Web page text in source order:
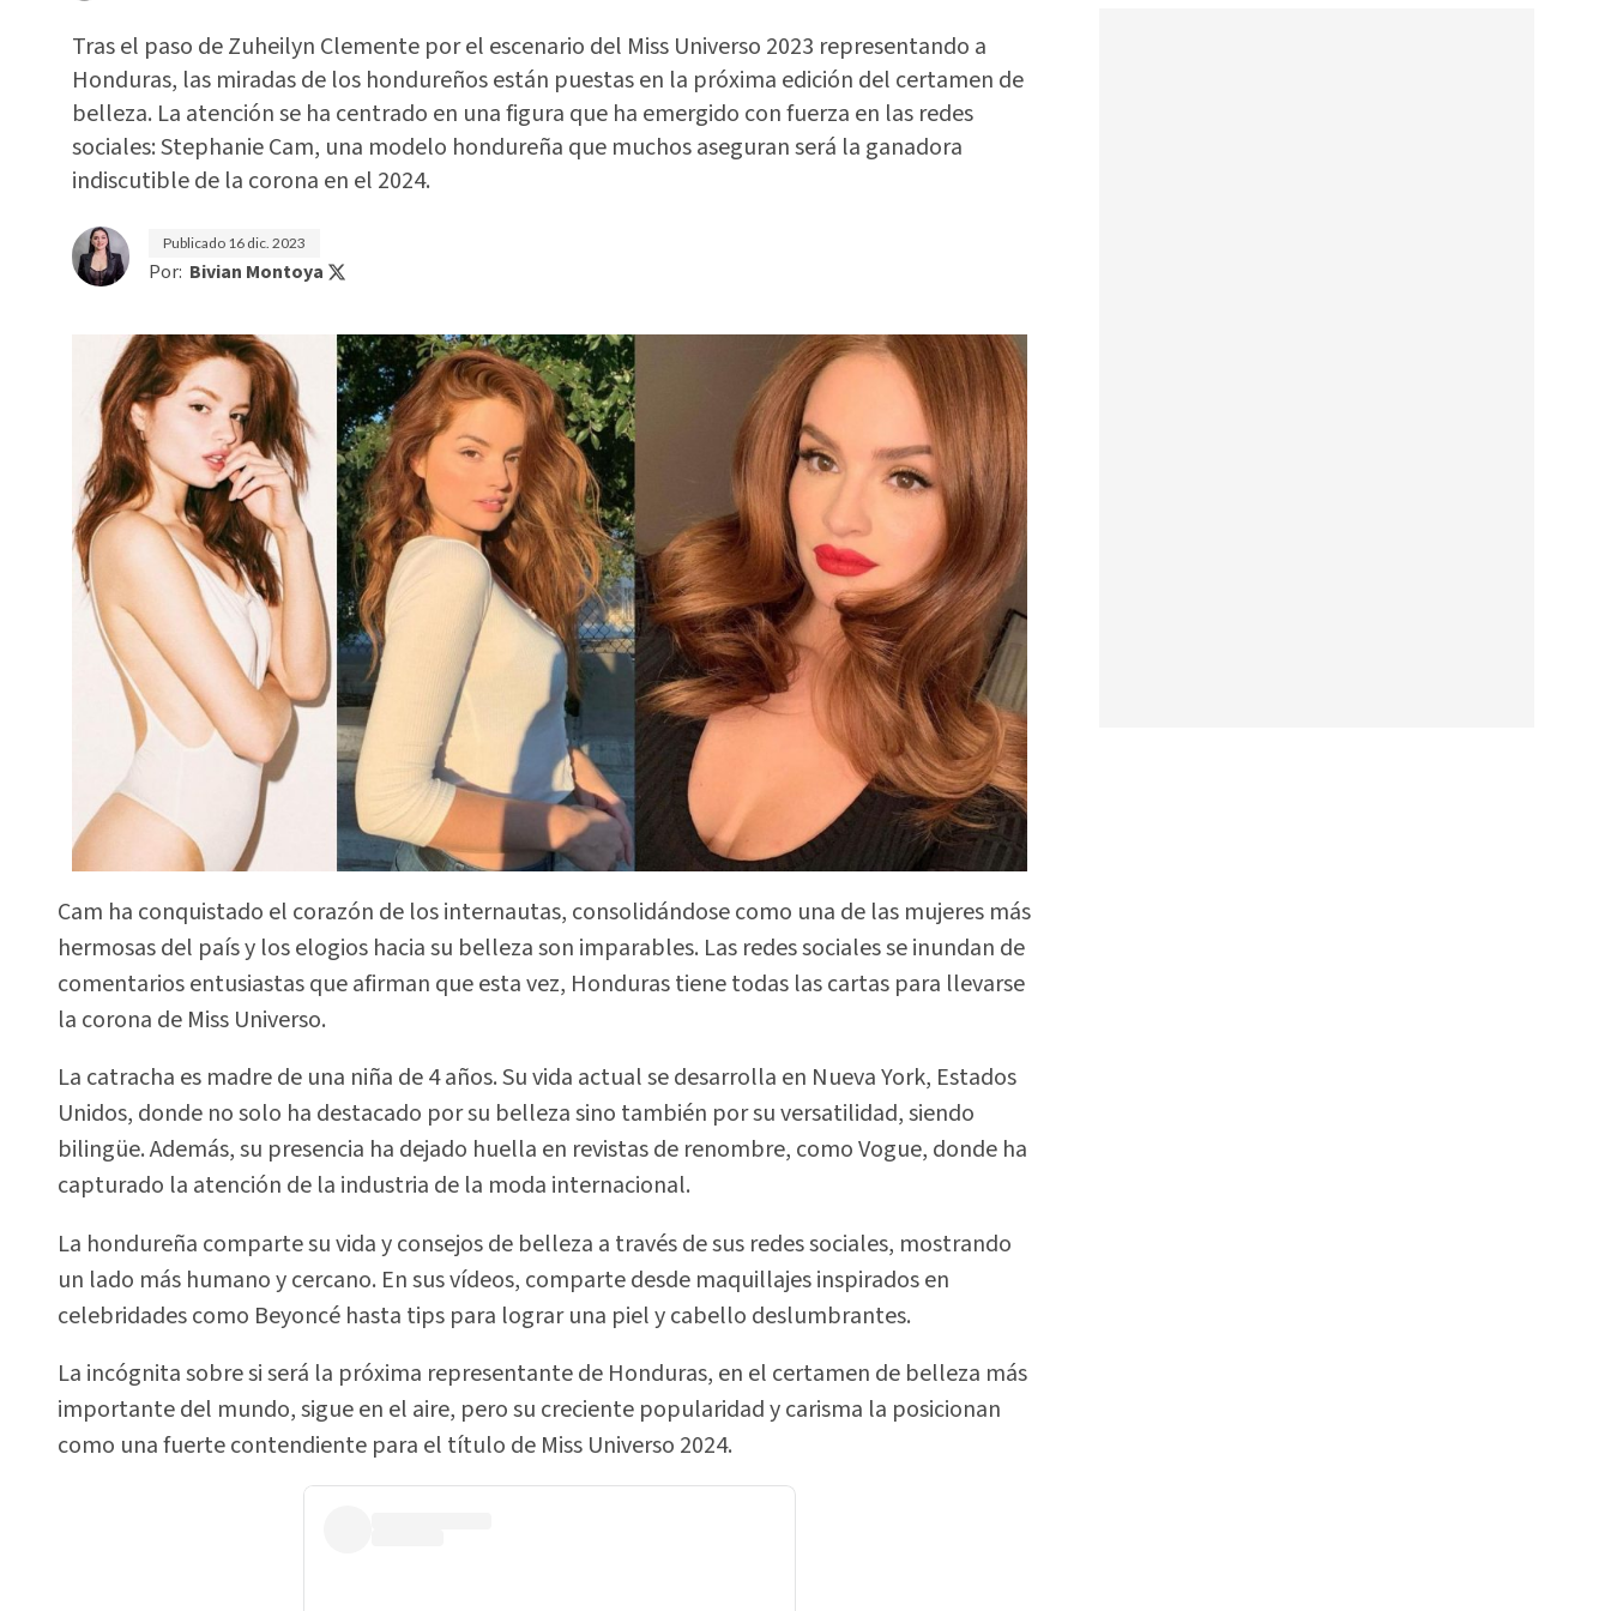
Tras el paso de Zuheilyn Clemente por el escenario del Miss Universo 2023 representando a
Honduras, las miradas de los hondureños están puestas en la próxima edición del certamen de
belleza. La atención se ha centrado en una figura que ha emergido con fuerza en las redes
sociales: Stephanie Cam, una modelo hondureña que muchos aseguran será la ganadora
indiscutible de la corona en el 2024.
Publicado 16 dic. 2023
Por: Bivian Montoya
Cam ha conquistado el corazón de los internautas, consolidándose como una de las mujeres más
hermosas del país y los elogios hacia su belleza son imparables. Las redes sociales se inundan de
comentarios entusiastas que afirman que esta vez, Honduras tiene todas las cartas para llevarse
la corona de Miss Universo.
La catracha es madre de una niña de 4 años. Su vida actual se desarrolla en Nueva York, Estados
Unidos, donde no solo ha destacado por su belleza sino también por su versatilidad, siendo
bilingüe. Además, su presencia ha dejado huella en revistas de renombre, como Vogue, donde ha
capturado la atención de la industria de la moda internacional.
La hondureña comparte su vida y consejos de belleza a través de sus redes sociales, mostrando
un lado más humano y cercano. En sus vídeos, comparte desde maquillajes inspirados en
celebridades como Beyoncé hasta tips para lograr una piel y cabello deslumbrantes.
La incógnita sobre si será la próxima representante de Honduras, en el certamen de belleza más
importante del mundo, sigue en el aire, pero su creciente popularidad y carisma la posicionan
como una fuerte contendiente para el título de Miss Universo 2024.